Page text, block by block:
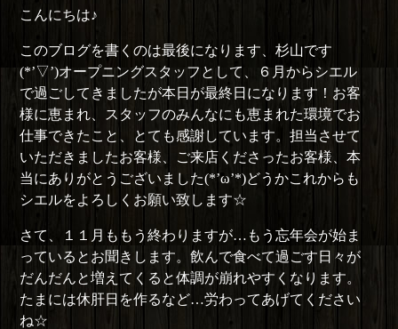
こんにちは♪
このブログを書くのは最後になります、杉山です
(*’▽’)オープニングスタッフとして、６月からシエル
で過ごしてきましたが本日が最終日になります！お客
様に恵まれ、スタッフのみんなにも恵まれた環境でお
仕事できたこと、とても感謝しています。担当させて
いただきましたお客様、ご来店くださったお客様、本
当にありがとうございました(*’ω’*)どうかこれからも
シエルをよろしくお願い致します☆
さて、１１月ももう終わりますが…もう忘年会が始ま
っているとお聞きします。飲んで食べて過ごす日々が
だんだんと増えてくると体調が崩れやすくなります。
たまには休肝日を作るなど…労わってあげてください
ね☆